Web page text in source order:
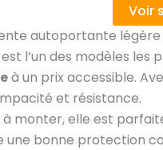
Voir
autoportante
est l’un des modèles les
à un prix accessible.
et résistance.
monter, elle est
une bonne protection